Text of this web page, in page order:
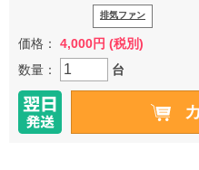
排気ファン
価格： 4,000円 (税別)
数量：
台